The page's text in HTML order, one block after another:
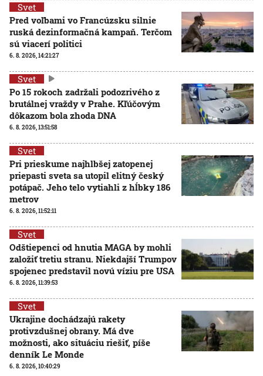
Svet
Pred voľbami vo Francúzsku silnie
ruská dezinformačná kampaň. Terčom
sú viacerí politici
6. 8. 2026, 14:21:27
Svet
Po 15 rokoch zadržali podozrivého z
brutálnej vraždy v Prahe. Kľúčovým
dôkazom bola zhoda DNA
6. 8. 2026, 13:51:58
Svet
Pri prieskume najhlbšej zatopenej
priepasti sveta sa utopil elitný český
potápač. Jeho telo vytiahli z hĺbky 186
metrov
6. 8. 2026, 11:52:11
Svet
Odštiepenci od hnutia MAGA by mohli
založiť tretiu stranu. Niekdajší Trumpov
spojenec predstavil novú víziu pre USA
6. 8. 2026, 11:39:53
Svet
Ukrajine dochádzajú rakety
protivzdušnej obrany. Má dve
možnosti, ako situáciu riešiť, píše
denník Le Monde
6. 8. 2026, 10:40:29